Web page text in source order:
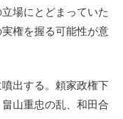
場にとどまっていた
権を握る可能性が意
出する。頼家政権下
山重忠の乱、和田合